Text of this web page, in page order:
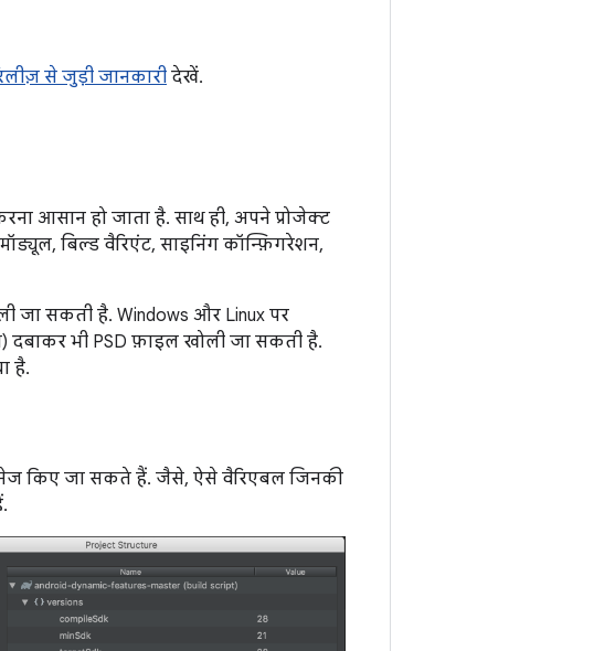
से जुड़ी जानकारीदेखें.
आसान हो जाता है. साथ ही, अपने प्रोजेक्ट
बिल्ड वैरिएंट, साइनिंग कॉन्फ़िगरेशन,
जा सकती है. Windows और Linux पर
दबाकर भी PSD फ़ाइल खोली जा सकती है.
है.
किए जा सकते हैं. जैसे, ऐसे वैरिएबल जिनकी